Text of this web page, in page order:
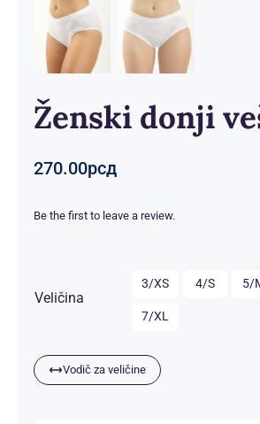
Ženski donji
270.00рсд
Be the first to leave a review.
Veličina
3/XS 4/S 5/
7/XL
Vodič za veličine